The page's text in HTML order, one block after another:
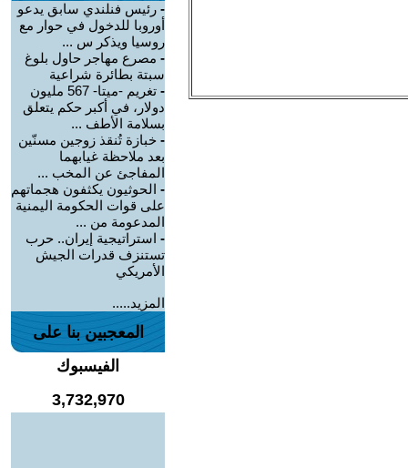
- رئيس فنلندي سابق يدعو
أوروبا للدخول في حوار مع
روسيا ويذكر س ...
- مصرع مهاجر حاول بلوغ
سبتة بطائرة شراعية
-
تغريم -ميتا- 567 مليون
دولار، في أكبر حكم يتعلق
بسلامة الأطف ...
- خبازة تُنقذ زوجين مسنّين
بعد ملاحظة غيابهما
المفاجئ عن المخب ...
- الحوثيون يكثفون هجماتهم
على قوات الحكومة اليمنية
المدعومة من ...
- استراتيجية إيران.. حرب
تستنزف قدرات الجيش
الأمريكي
المزيد.....
المعجبين بنا على
الفيسبوك
3,732,970